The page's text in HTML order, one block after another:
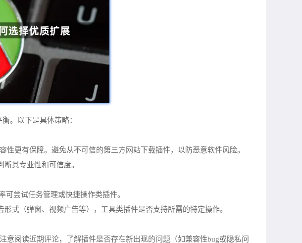
。以下是具体策略：
更有保障。避免从不可信的第三方网站下载插件，以防恶意软件风险。
其专业性和可信度。
可尝试任务管理或快捷操作类插件。
式（弹窗、视频广告等），工具类插件是否支持所需的特定操作。
阅读近期评论，了解插件是否存在新出现的问题（如兼容性bug或隐私问